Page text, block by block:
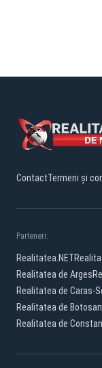
ContactTermeni și
Parteneri:
Realitatea.NET
Realitatea de Arges
Realitatea de Caras-
Realitatea de
Realitatea de